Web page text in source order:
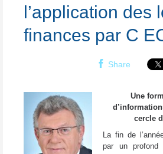
l’application des
finances par C
Share
Une
cercle
La fin de
par un profond